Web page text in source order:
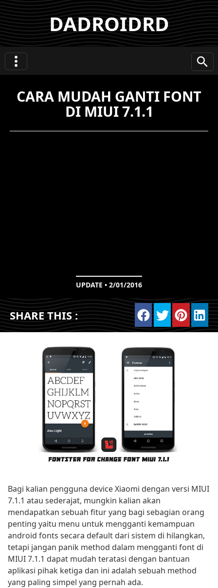
DADROIDRD
CARA MUDAH GANTI FONT
DI MIUI 7.1.1
UPDATE • 2/01/2016
SHARE THIS :
Bagi kalian pengguna device Xiaomi dengan versi MIUI
7.1.1 atau sederajat, mungkin kalian akan
mendapatkan sebuah fitur yang bagi sebagian orang
penting yaitu menu untuk mengganti kemampuan
android fonts secara default dari sistem di hilangkan,
tetapi jangan panik method dalam mengganti font di
MIUI 7.1.1 dapat mudah teratasi dengan bantuan
aplikasi pihak ketiga dan ini adalah sebuah method
yang paling simpel yang pernah ada.